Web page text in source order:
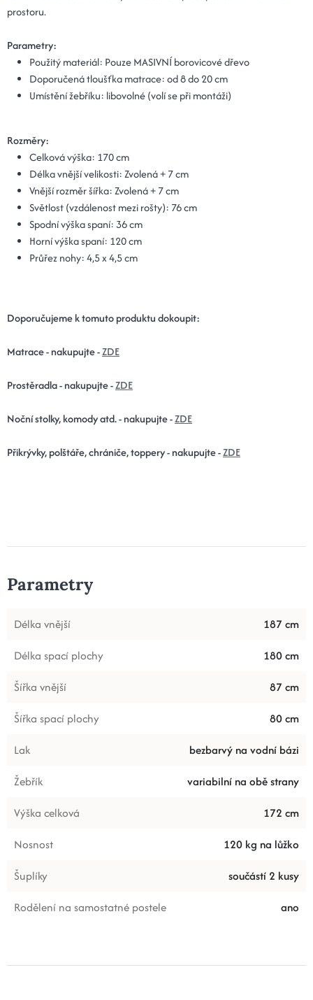
prostoru.
Parametry:
Použitý materiál: Pouze MASIVNÍ borovicové dřevo
Doporučená tloušťka matrace: od 8 do 20 cm
Umístění žebříku: libovolné (volí se při montáži)
Rozměry:
Celková výška: 170 cm
Délka vnější velikosti: Zvolená + 7 cm
Vnější rozměr šířka: Zvolená + 7 cm
Světlost (vzdálenost mezi rošty): 76 cm
Spodní výška spaní: 36 cm
Horní výška spaní: 120 cm
Průřez nohy: 4,5 x 4,5 cm
Doporučujeme k tomuto produktu dokoupit:
Matrace - nakupujte -ZDE
Prostěradla - nakupujte -ZDE
Noční stolky, komody atd. - nakupujte -ZDE
Přikrývky, polštáře, chrániče, toppery - nakupujte -ZDE
Parametry
Délka vnější
187 cm
Délka spací plochy
180 cm
Šířka vnější
87 cm
Šířka spací plochy
80 cm
Lak
bezbarvý na vodní bázi
Žebřík
variabilní na obě strany
Výška celková
172 cm
Nosnost
120 kg na lůžko
Šuplíky
součástí 2 kusy
Rodělení na samostatné postele
ano